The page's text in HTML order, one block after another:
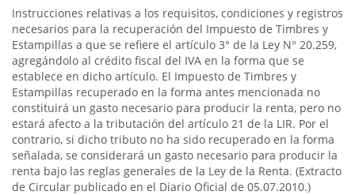
Instrucciones relativas a los requisitos, condiciones y registros
necesarios para la recuperación del Impuesto de Timbres y
Estampillas a que se refiere el artículo 3° de la Ley N° 20.259,
agregándolo al crédito fiscal del IVA en la forma que se
establece en dicho artículo. El Impuesto de Timbres y
Estampillas recuperado en la forma antes mencionada no
constituirá un gasto necesario para producir la renta, pero no
estará afecto a la tributación del artículo 21 de la LIR. Por el
contrario, si dicho tributo no ha sido recuperado en la forma
señalada, se considerará un gasto necesario para producir la
renta bajo las reglas generales de la Ley de la Renta. (Extracto
de Circular publicado en el Diario Oficial de 05.07.2010.)